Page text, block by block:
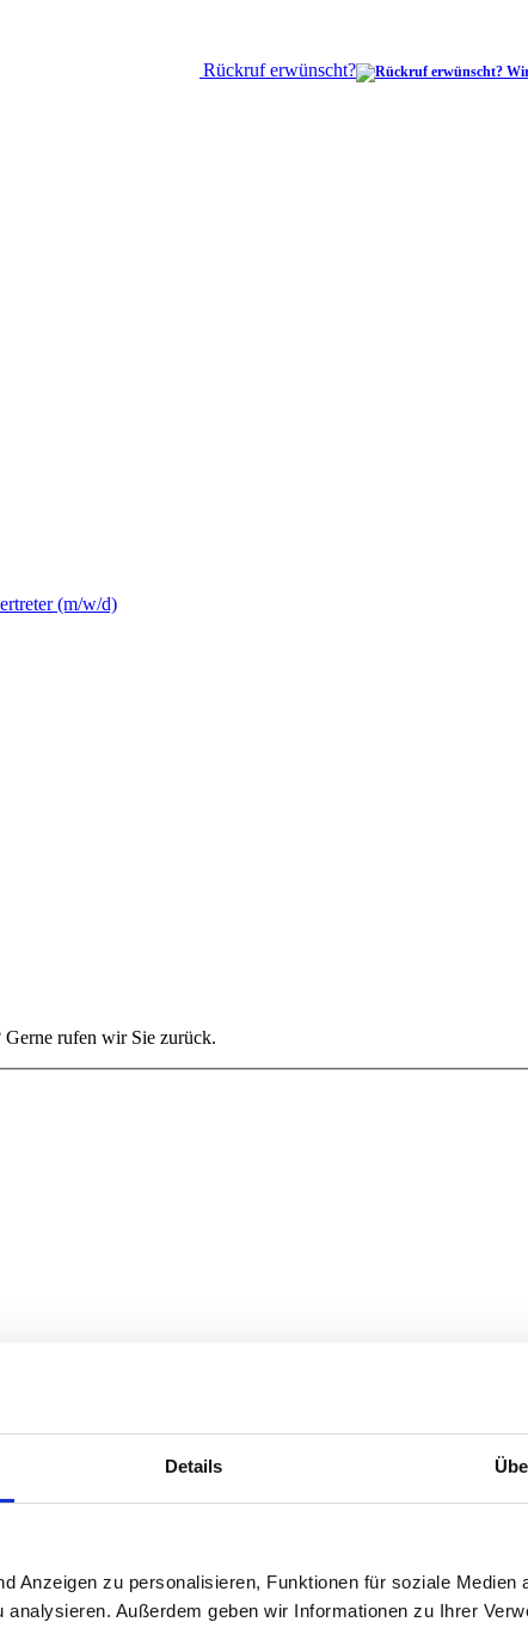
Details
Anzeigen zu personalisieren, Funktionen für soziale Medien
Außerdem geben wir Informationen zu Ihrer
Rückruf erwünscht?
(m/w/d)
Gerne rufen wir Sie zurück.
in diesem Formular zur Verfügung stelle, im Rahmen meines